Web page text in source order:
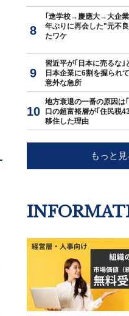
｢進学校→慶應大→大企
年ぶりに再会した"元不
たワケ
習近平が｢日本に売るな
日本企業に6割を握られ
意外な急所
地方衰退の一番の原因
口の超富裕層が｢住民税
移住した理由
もっと見